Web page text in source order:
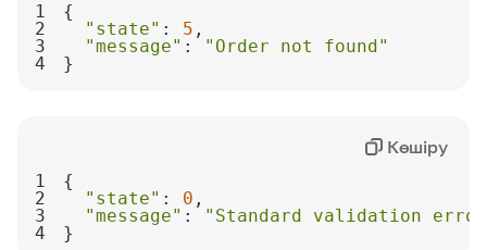
1
2
"state" : 5
3
"message" :
"Order not found"
4
}
1
2
"state" : 0
3
"message" :
"Standard validation
4
}
Көшіру